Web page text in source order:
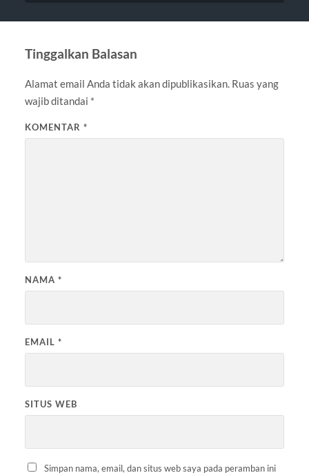
Tinggalkan Balasan
Alamat email Anda tidak akan dipublikasikan. Ruas yang
wajib ditandai *
KOMENTAR *
NAMA *
EMAIL *
SITUS WEB
Simpan nama, email, dan situs web saya pada peramban ini